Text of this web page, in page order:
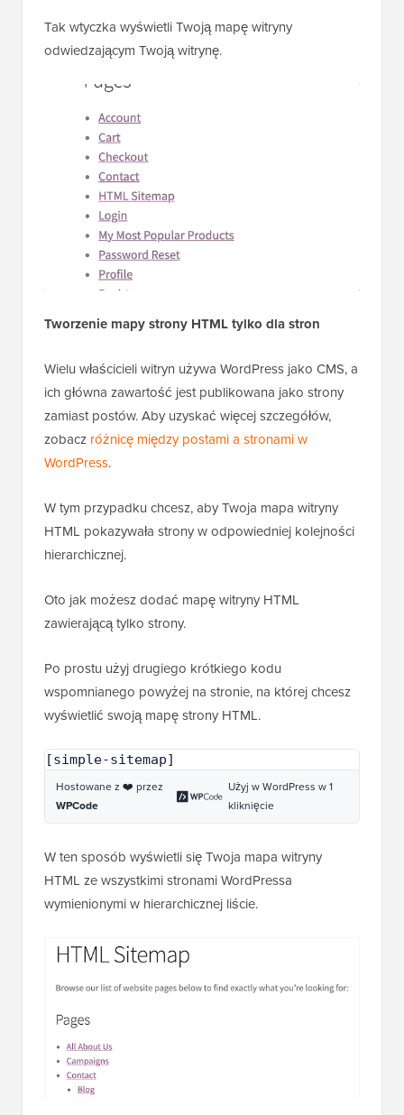
Tak wtyczka wyświetli Twoją mapę witryny
odwiedzającym Twoją witrynę.
Tworzenie mapy strony HTML tylko dla stron
Wielu właścicieli witryn używa WordPress jako CMS, a
ich główna zawartość jest publikowana jako strony
zamiast postów. Aby uzyskać więcej szczegółów,
zobacz różnicę między postami a stronami w
WordPress.
W tym przypadku chcesz, aby Twoja mapa witryny
HTML pokazywała strony w odpowiedniej kolejności
hierarchicznej.
Oto jak możesz dodać mapę witryny HTML
zawierającą tylko strony.
Po prostu użyj drugiego krótkiego kodu
wspomnianego powyżej na stronie, na której chcesz
wyświetlić swoją mapę strony HTML.
[simple-sitemap]
Hostowane z ❤️ przez
WPCode
Użyj w WordPress w 1
kliknięcie
W ten sposób wyświetli się Twoja mapa witryny
HTML ze wszystkimi stronami WordPressa
wymienionymi w hierarchicznej liście.